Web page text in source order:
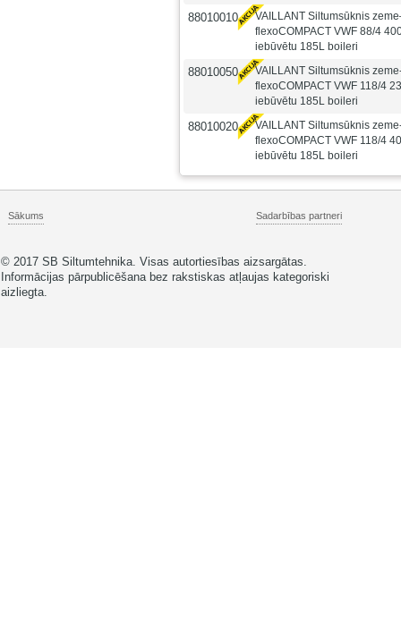
88010010
VAILLANT Siltumsūknis
flexoCOMPACT VWF 88/4
iebūvētu 185L boileri
88010050
VAILLANT Siltumsūknis
flexoCOMPACT VWF 118/4
iebūvētu 185L boileri
88010020
VAILLANT Siltumsūknis
flexoCOMPACT VWF 118/4
iebūvētu 185L boileri
Sākums Sadarbības partneri
© 2017 SB Siltumtehnika. Visas autortiesības aizsargātas.
Informācijas pārpublicēšana bez rakstiskas atļaujas kategoriski
aizliegta.